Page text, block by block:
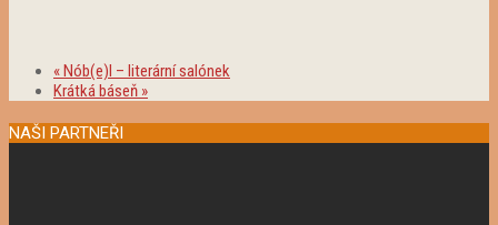
«Nób(e)l – literární salónek
Krátká báseň »
NAŠI PARTNEŘI